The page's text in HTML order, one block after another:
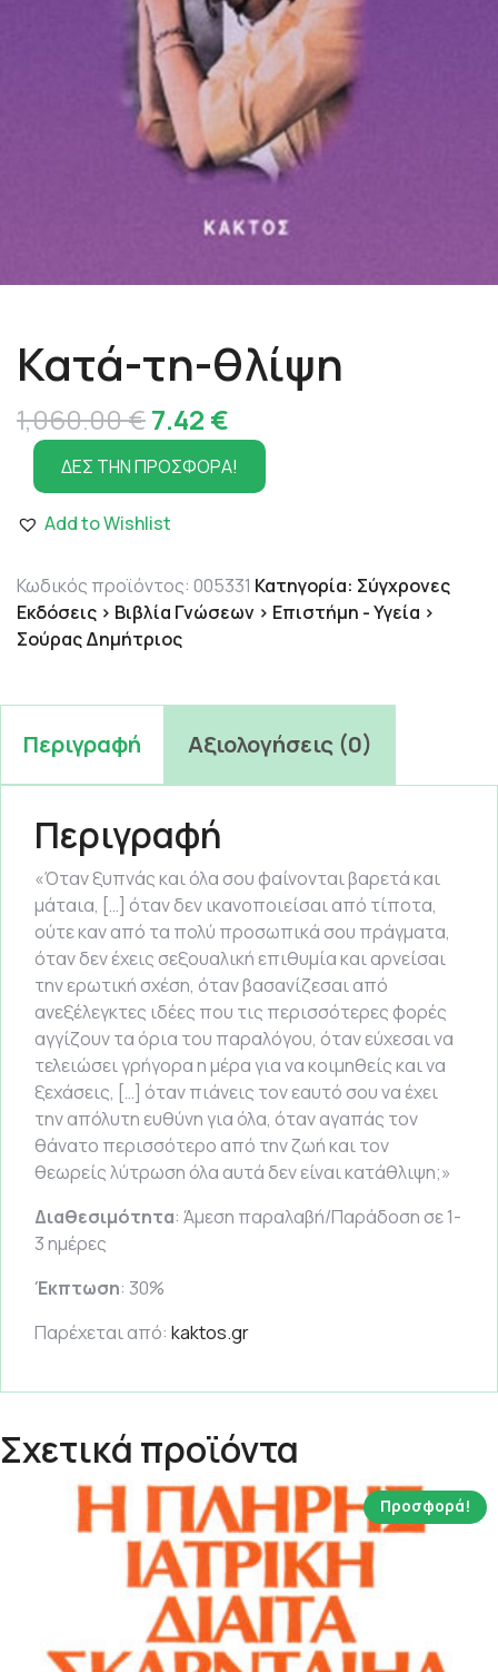
Κατά-τη-θλίψη
1,060.00€Original
price
was:
1,060.00 €.
7.42 €
τρέχουσα
τιμή
7.42 €.
ΔΕΣ ΤΗΝ ΠΡΟΣΦΟΡΑ!
Add to Wishlist
Κωδικός προϊόντος: 005331 Κατηγορία: Σύγχρονες
Εκδόσεις > Βιβλία Γνώσεων > Επιστήμη - Υγεία >
Σούρας Δημήτριος
Περιγραφή Αξιολογήσεις (0)
Περιγραφή
«Όταν ξυπνάς και όλα σου φαίνονται βαρετά και
μάταια, […] όταν δεν ικανοποιείσαι από τίποτα,
ούτε καν από τα πολύ προσωπικά σου πράγματα,
όταν δεν έχεις σεξουαλική επιθυμία και αρνείσαι
την ερωτική σχέση, όταν βασανίζεσαι από
ανεξέλεγκτες ιδέες που τις περισσότερες φορές
αγγίζουν τα όρια του παραλόγου, όταν εύχεσαι να
τελειώσει γρήγορα η μέρα για να κοιμηθείς και να
ξεχάσεις, […] όταν πιάνεις τον εαυτό σου να έχει
την απόλυτη ευθύνη για όλα, όταν αγαπάς τον
θάνατο περισσότερο από την ζωή και τον
θεωρείς λύτρωση όλα αυτά δεν είναι κατάθλιψη;»
Διαθεσιμότητα: Άμεση παραλαβή/Παράδοση σε 1-
3 ημέρες
Έκπτωση: 30%
Παρέχεται από: kaktos.gr
Σχετικά προϊόντα
Προσφορά!